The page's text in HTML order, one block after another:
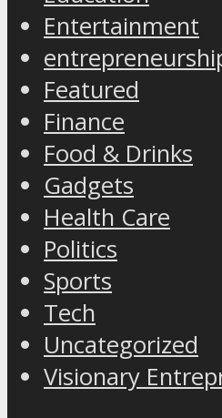
Entertainment
Featured
Finance
Food & Drinks
Gadgets
Health Care
Politics
Sports
Tech
Uncategorized
Visionary